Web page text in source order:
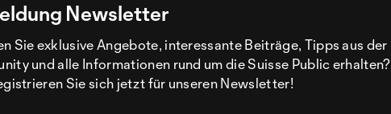
Newsletter
Sie exklusive Angebote, interessante Beiträge, Tipps aus der
und alle Informationen rund um die Suisse Public erhalten?
Sie sich jetzt für unseren Newsletter!